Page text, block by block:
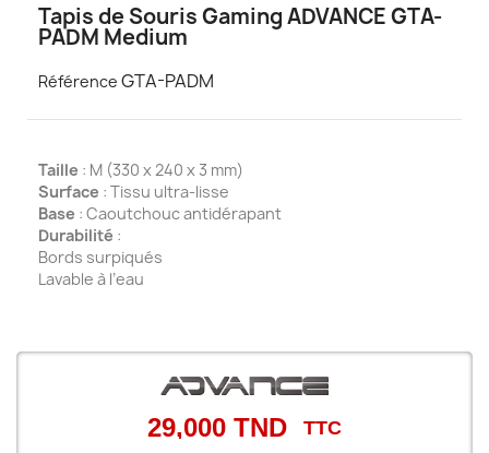
Tapis de Souris Gaming ADVANCE GTA-
PADM Medium
Référence GTA-PADM
Taille : M (330 x 240 x 3 mm)
Surface : Tissu ultra-lisse
Base : Caoutchouc antidérapant
Durabilité :
Bords surpiqués
Lavable à l’eau
29,000 TND TTC